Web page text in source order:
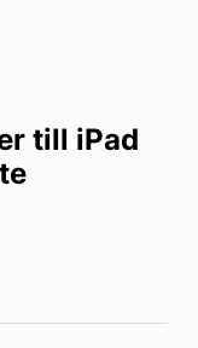
till iPad